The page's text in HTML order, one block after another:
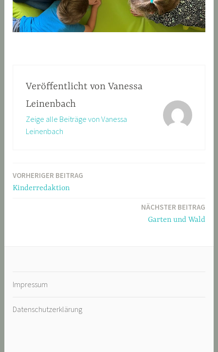
Veröffentlicht von Vanessa
Leinenbach
Zeige alle Beiträge von Vanessa
Leinenbach
Beitragsnavigation
VORHERIGER BEITRAG
Kinderredaktion
NÄCHSTER BEITRAG
Garten und Wald
Impressum
Datenschutzerklärung